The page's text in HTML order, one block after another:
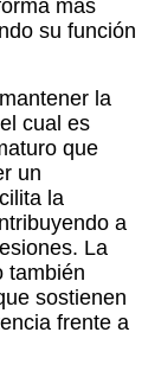
más
su función
la
cual es
que
un
la
a
La
también
sostienen
frente a